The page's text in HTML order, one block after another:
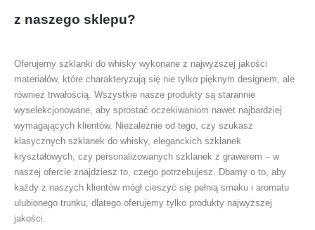
z naszego sklepu?
Oferujemy szklanki do whisky wykonane z najwyższej jakości
materiałów, które charakteryzują się nie tylko pięknym designem, ale
również trwałością. Wszystkie nasze produkty są starannie
wyselekcjonowane, aby sprostać oczekiwaniom nawet najbardziej
wymagających klientów. Niezależnie od tego, czy szukasz
klasycznych szklanek do whisky, eleganckich szklanek
kryształowych, czy personalizowanych szklanek z grawerem – w
naszej ofercie znajdziesz to, czego potrzebujesz. Dbamy o to, aby
każdy z naszych klientów mógł cieszyć się pełnią smaku i aromatu
ulubionego trunku, dlatego oferujemy tylko produkty najwyższej
jakości.